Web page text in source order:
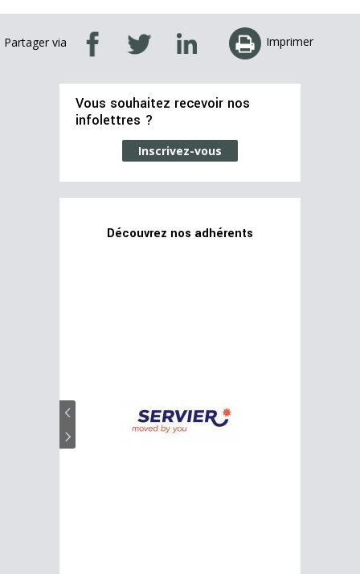
Partager via Imprimer
Vous souhaitez recevoir nos
infolettres ?
Inscrivez-vous
Découvrez nos adhérents